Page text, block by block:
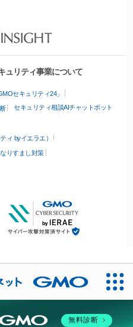
ュリティ事業について
セキュリティ24」
セキュリティ相談AIチャットボット
ィ byイエラエ）
なりすまし対策
無料診断